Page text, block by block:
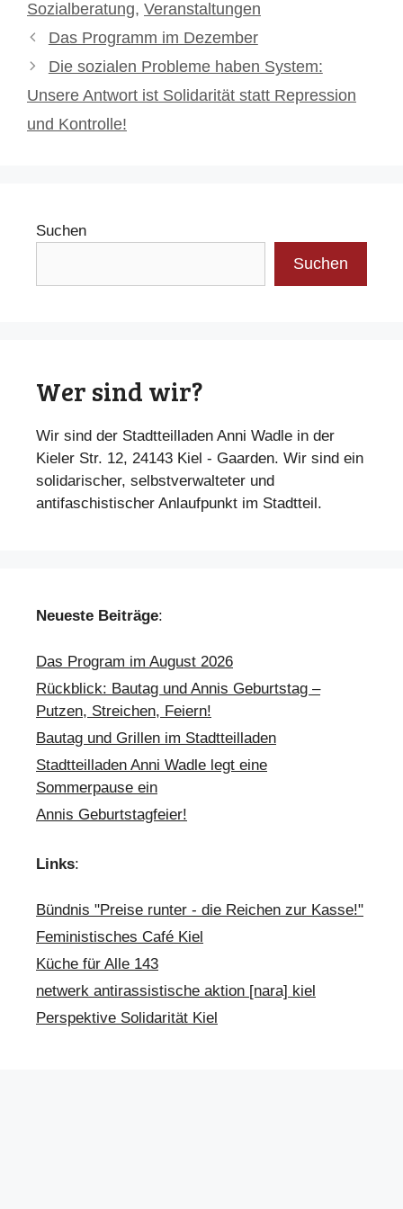
Sozialberatung, Veranstaltungen
Das Programm im Dezember
Die sozialen Probleme haben System:
Unsere Antwort ist Solidarität statt Repression
und Kontrolle!
Suchen
Suchen
Wer sind wir?
Wir sind der Stadtteilladen Anni Wadle in der
Kieler Str. 12, 24143 Kiel - Gaarden. Wir sind ein
solidarischer, selbstverwalteter und
antifaschistischer Anlaufpunkt im Stadtteil.
Neueste Beiträge:
Das Program im August 2026
Rückblick: Bautag und Annis Geburtstag –
Putzen, Streichen, Feiern!
Bautag und Grillen im Stadtteilladen
Stadtteilladen Anni Wadle legt eine
Sommerpause ein
Annis Geburtstagfeier!
Links:
Bündnis "Preise runter - die Reichen zur Kasse!"
Feministisches Café Kiel
Küche für Alle 143
netwerk antirassistische aktion [nara] kiel
Perspektive Solidarität Kiel